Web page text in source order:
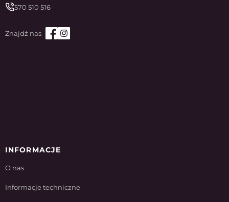
570 510 516
INFORMACJE
O nas
Informacje techniczne